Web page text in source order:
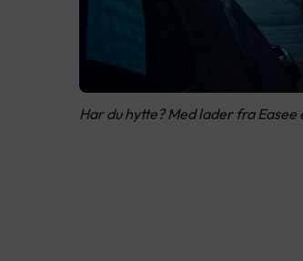
Har du hytte? Med lader fra